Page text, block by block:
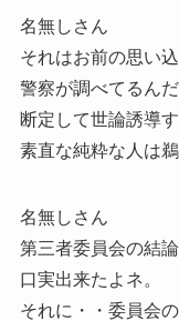
名無しさん
それはお前の思い
警察が調べてるん
断定して世論誘導
素直な純粋な人は
名無しさん
第三者委員会の結
口実出来たよネ。
それに・・委員会